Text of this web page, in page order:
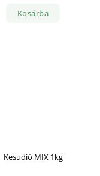
Kosárba
Kesudió MIX 1kg